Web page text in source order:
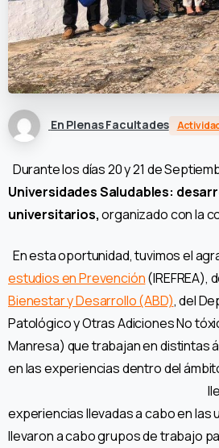
En Plenas Facultades
Durante los días 20 y 21 de
Universidades Saludables:
universitarios,organizado con la
En esta oportunidad, tuvimos el
estudios en Prevención(IREFREA),
Bienestar y Desarrollo (ABD), del
Patológico y Otras Adiciones No
Manresa) que trabajan en distintas
en las experiencias dentro del
experiencias llevadas a cabo en las
llevaron a cabo grupos de trabajo